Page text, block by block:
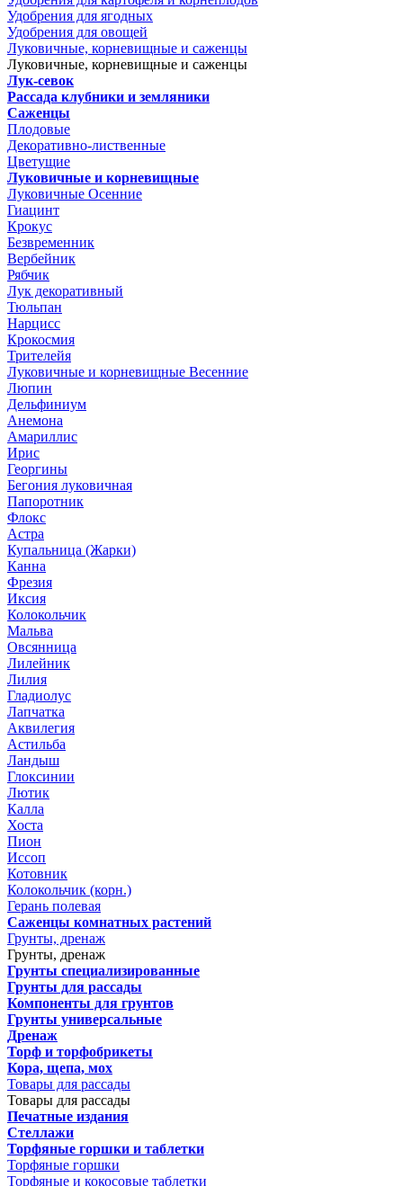
Удобрения для ягодных
Удобрения для овощей
Луковичные, корневищные и саженцы
Луковичные, корневищные и саженцы
Лук-севок
Рассада клубники и земляники
Саженцы
Плодовые
Декоративно-лиственные
Цветущие
Луковичные и корневищные
Луковичные Осенние
Гиацинт
Крокус
Безвременник
Вербейник
Рябчик
Лук декоративный
Тюльпан
Нарцисс
Крокосмия
Трителейя
Луковичные и корневищные Весенние
Люпин
Дельфиниум
Анемона
Амариллис
Ирис
Георгины
Бегония луковичная
Папоротник
Флокс
Астра
Купальница (Жарки)
Канна
Фрезия
Иксия
Колокольчик
Мальва
Овсянница
Лилейник
Лилия
Гладиолус
Лапчатка
Аквилегия
Астильба
Ландыш
Глоксинии
Лютик
Калла
Хоста
Пион
Иссоп
Котовник
Колокольчик (корн.)
Герань полевая
Саженцы комнатных растений
Грунты, дренаж
Грунты, дренаж
Грунты специализированные
Грунты для рассады
Компоненты для грунтов
Грунты универсальные
Дренаж
Торф и торфобрикеты
Кора, щепа, мох
Товары для рассады
Товары для рассады
Печатные издания
Стеллажи
Торфяные горшки и таблетки
Торфяные горшки
Торфяные и кокосовые таблетки